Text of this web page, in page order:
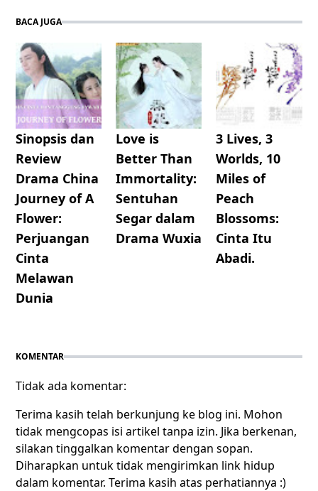
BACA JUGA
Sinopsis dan
Review
Drama China
Journey of A
Flower:
Perjuangan
Cinta
Melawan
Dunia
Love is
Better Than
Immortality:
Sentuhan
Segar dalam
Drama Wuxia
3 Lives, 3
Worlds, 10
Miles of
Peach
Blossoms:
Cinta Itu
Abadi.
KOMENTAR
Tidak ada komentar:
Terima kasih telah berkunjung ke blog ini. Mohon
tidak mengcopas isi artikel tanpa izin. Jika berkenan,
silakan tinggalkan komentar dengan sopan.
Diharapkan untuk tidak mengirimkan link hidup
dalam komentar. Terima kasih atas perhatiannya :)